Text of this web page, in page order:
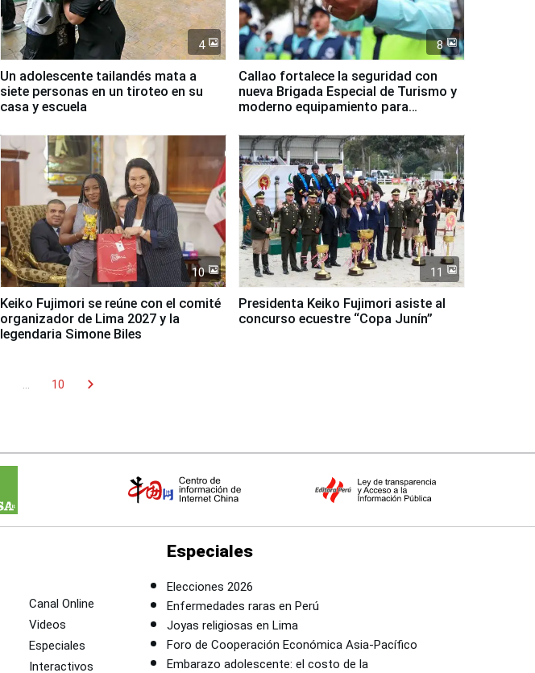
4
Un adolescente tailandés mata a
siete personas en un tiroteo en su
casa y escuela
8
Callao fortalece la seguridad con
nueva Brigada Especial de Turismo y
moderno equipamiento para
10
Keiko Fujimori se reúne con el comité
organizador de Lima 2027 y la
legendaria Simone Biles
11
Presidenta Keiko Fujimori asiste al
concurso ecuestre “Copa Junín”
10 chevron_right
Canal Online
Videos
Especiales
Interactivos
Especiales
Elecciones 2026
Enfermedades raras en Perú
Joyas religiosas en Lima
Foro de Cooperación Económica Asia-Pacífico
Embarazo adolescente: el costo de la